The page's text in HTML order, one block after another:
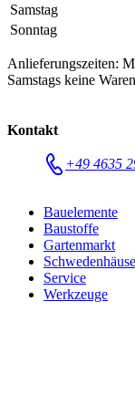
Samstag
Sonntag
Anlieferungszeiten:
Samstags keine
Kontakt
+49 4635
Bauelemente
Baustoffe
Gartenmarkt
Service
Werkzeuge